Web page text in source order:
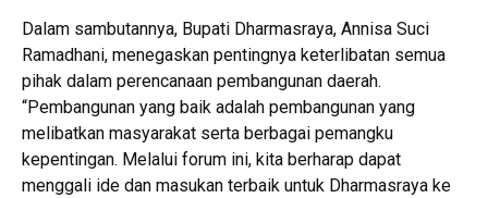
Dalam sambutannya, Bupati Dharmasraya, Annisa Suci
Ramadhani, menegaskan pentingnya keterlibatan semua
pihak dalam perencanaan pembangunan daerah.
“Pembangunan yang baik adalah pembangunan yang
melibatkan masyarakat serta berbagai pemangku
kepentingan. Melalui forum ini, kita berharap dapat
menggali ide dan masukan terbaik untuk Dharmasraya ke